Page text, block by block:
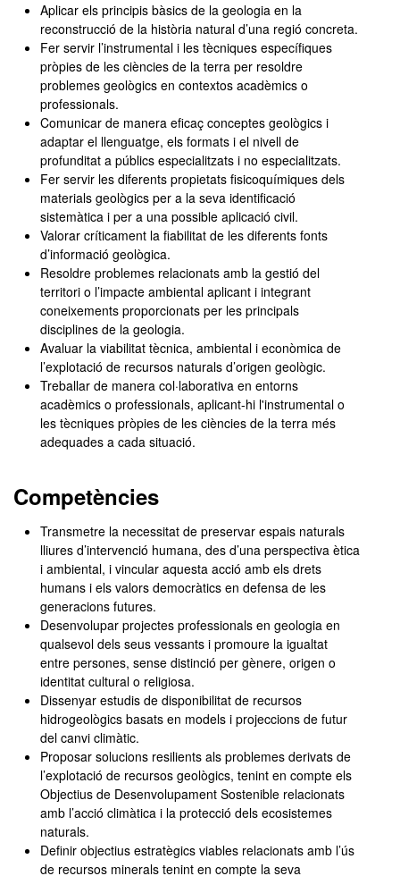
Aplicar els principis bàsics de la geologia en la
reconstrucció de la història natural d’una regió concreta.
Fer servir l’instrumental i les tècniques específiques
pròpies de les ciències de la terra per resoldre
problemes geològics en contextos acadèmics o
professionals.
Comunicar de manera eficaç conceptes geològics i
adaptar el llenguatge, els formats i el nivell de
profunditat a públics especialitzats i no especialitzats.
Fer servir les diferents propietats fisicoquímiques dels
materials geològics per a la seva identificació
sistemàtica i per a una possible aplicació civil.
Valorar críticament la fiabilitat de les diferents fonts
d’informació geològica.
Resoldre problemes relacionats amb la gestió del
territori o l’impacte ambiental aplicant i integrant
coneixements proporcionats per les principals
disciplines de la geologia.
Avaluar la viabilitat tècnica, ambiental i econòmica de
l’explotació de recursos naturals d’origen geològic.
Treballar de manera col·laborativa en entorns
acadèmics o professionals, aplicant-hi l'instrumental o
les tècniques pròpies de les ciències de la terra més
adequades a cada situació.
Competències
Transmetre la necessitat de preservar espais naturals
lliures d’intervenció humana, des d’una perspectiva ètica
i ambiental, i vincular aquesta acció amb els drets
humans i els valors democràtics en defensa de les
generacions futures.
Desenvolupar projectes professionals en geologia en
qualsevol dels seus vessants i promoure la igualtat
entre persones, sense distinció per gènere, origen o
identitat cultural o religiosa.
Dissenyar estudis de disponibilitat de recursos
hidrogeològics basats en models i projeccions de futur
del canvi climàtic.
Proposar solucions resilients als problemes derivats de
l’explotació de recursos geològics, tenint en compte els
Objectius de Desenvolupament Sostenible relacionats
amb l’acció climàtica i la protecció dels ecosistemes
naturals.
Definir objectius estratègics viables relacionats amb l’ús
de recursos minerals tenint en compte la seva